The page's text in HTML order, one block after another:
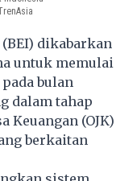
(BEI) dikabarkan
untuk memulai
bulan
dalam tahap
Keuangan (OJK)
berkaitan